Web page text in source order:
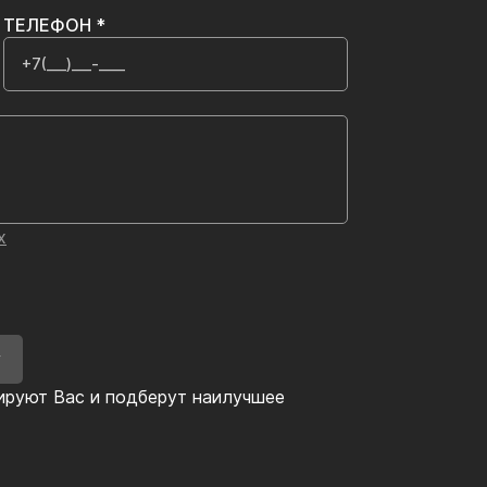
Вас и подберут наилучшее
ТЕЛЕФОН *